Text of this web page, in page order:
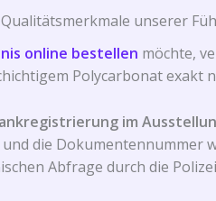
unserer
online bestellen möchte,
Polycarbonat exakt
im
die Dokumentennummer
Abfrage durch die